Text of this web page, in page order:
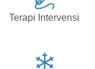
Terapi Intervensi